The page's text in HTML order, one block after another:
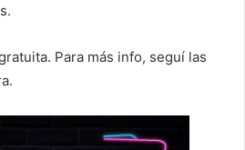
Para más info, seguí las